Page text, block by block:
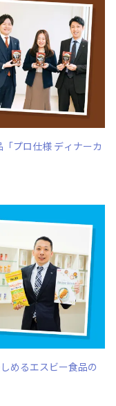
プロ仕様 ディナーカ
めるエスビー食品の